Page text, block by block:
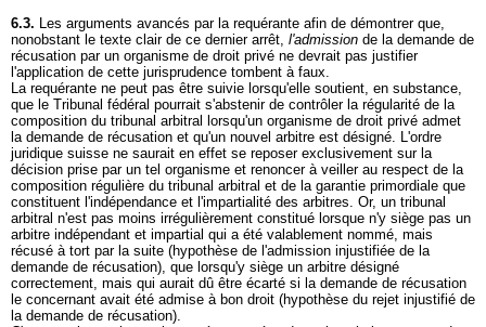
6.3. Les arguments avancés par la requérante afin de démontrer que,
nonobstant le texte clair de ce dernier arrêt, l'admission de la demande de
récusation par un organisme de droit privé ne devrait pas justifier
l'application de cette jurisprudence tombent à faux.
La requérante ne peut pas être suivie lorsqu'elle soutient, en substance,
que le Tribunal fédéral pourrait s'abstenir de contrôler la régularité de la
composition du tribunal arbitral lorsqu'un organisme de droit privé admet
la demande de récusation et qu'un nouvel arbitre est désigné. L'ordre
juridique suisse ne saurait en effet se reposer exclusivement sur la
décision prise par un tel organisme et renoncer à veiller au respect de la
composition régulière du tribunal arbitral et de la garantie primordiale que
constituent l'indépendance et l'impartialité des arbitres. Or, un tribunal
arbitral n'est pas moins irrégulièrement constitué lorsque n'y siège pas un
arbitre indépendant et impartial qui a été valablement nommé, mais
récusé à tort par la suite (hypothèse de l'admission injustifiée de la
demande de récusation), que lorsqu'y siège un arbitre désigné
correctement, mais qui aurait dû être écarté si la demande de récusation
le concernant avait été admise à bon droit (hypothèse du rejet injustifié de
la demande de récusation).